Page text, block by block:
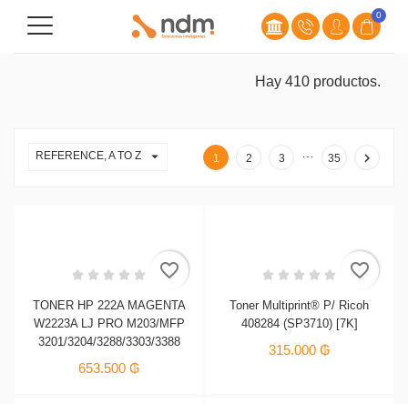
0
Hay 410 productos.
REFERENCE, A TO Z  1 2 3 35 
TONER HP 222A MAGENTA
W2223A LJ PRO M203/MFP
3201/3204/3288/3303/3388
653.500 ₲
favorite_border
Toner Multiprint® P/ Ricoh
408284 (SP3710) [7K]
315.000 ₲
favorite_border